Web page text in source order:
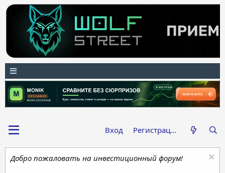
Вход Регистрация
Добро пожаловать на инвестиционный форум!